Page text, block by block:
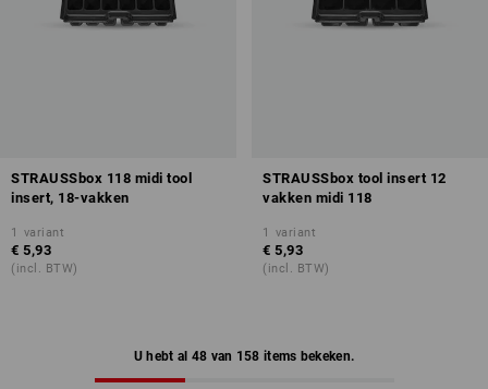
STRAUSSbox 118 midi tool
insert, 18-vakken
1 variant
€ 5,93
(incl. BTW)
STRAUSSbox tool insert 12
vakken midi 118
1 variant
€ 5,93
(incl. BTW)
U hebt al 48 van 158 items bekeken.